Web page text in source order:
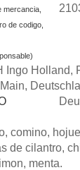
mercancia,
de codigo,
Ingo Holland,
comino,
de cilantro,
menta.